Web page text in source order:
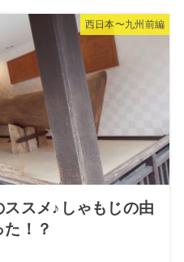
西日本〜九州前編
スメ♪しゃもじの由
！？